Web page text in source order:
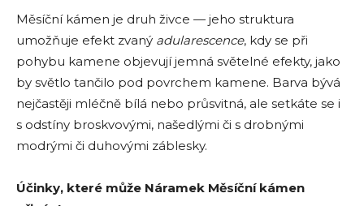
Měsíční kámen je druh živce — jeho struktura
umožňuje efekt zvaný adularescence, kdy se při
pohybu kamene objevují jemná světelné efekty, jako
by světlo tančilo pod povrchem kamene. Barva bývá
nejčastěji mléčně bílá nebo průsvitná, ale setkáte se i
s odstíny broskvovými, našedlými či s drobnými
modrými či duhovými záblesky.
Účinky, které může Náramek Měsíční kámen